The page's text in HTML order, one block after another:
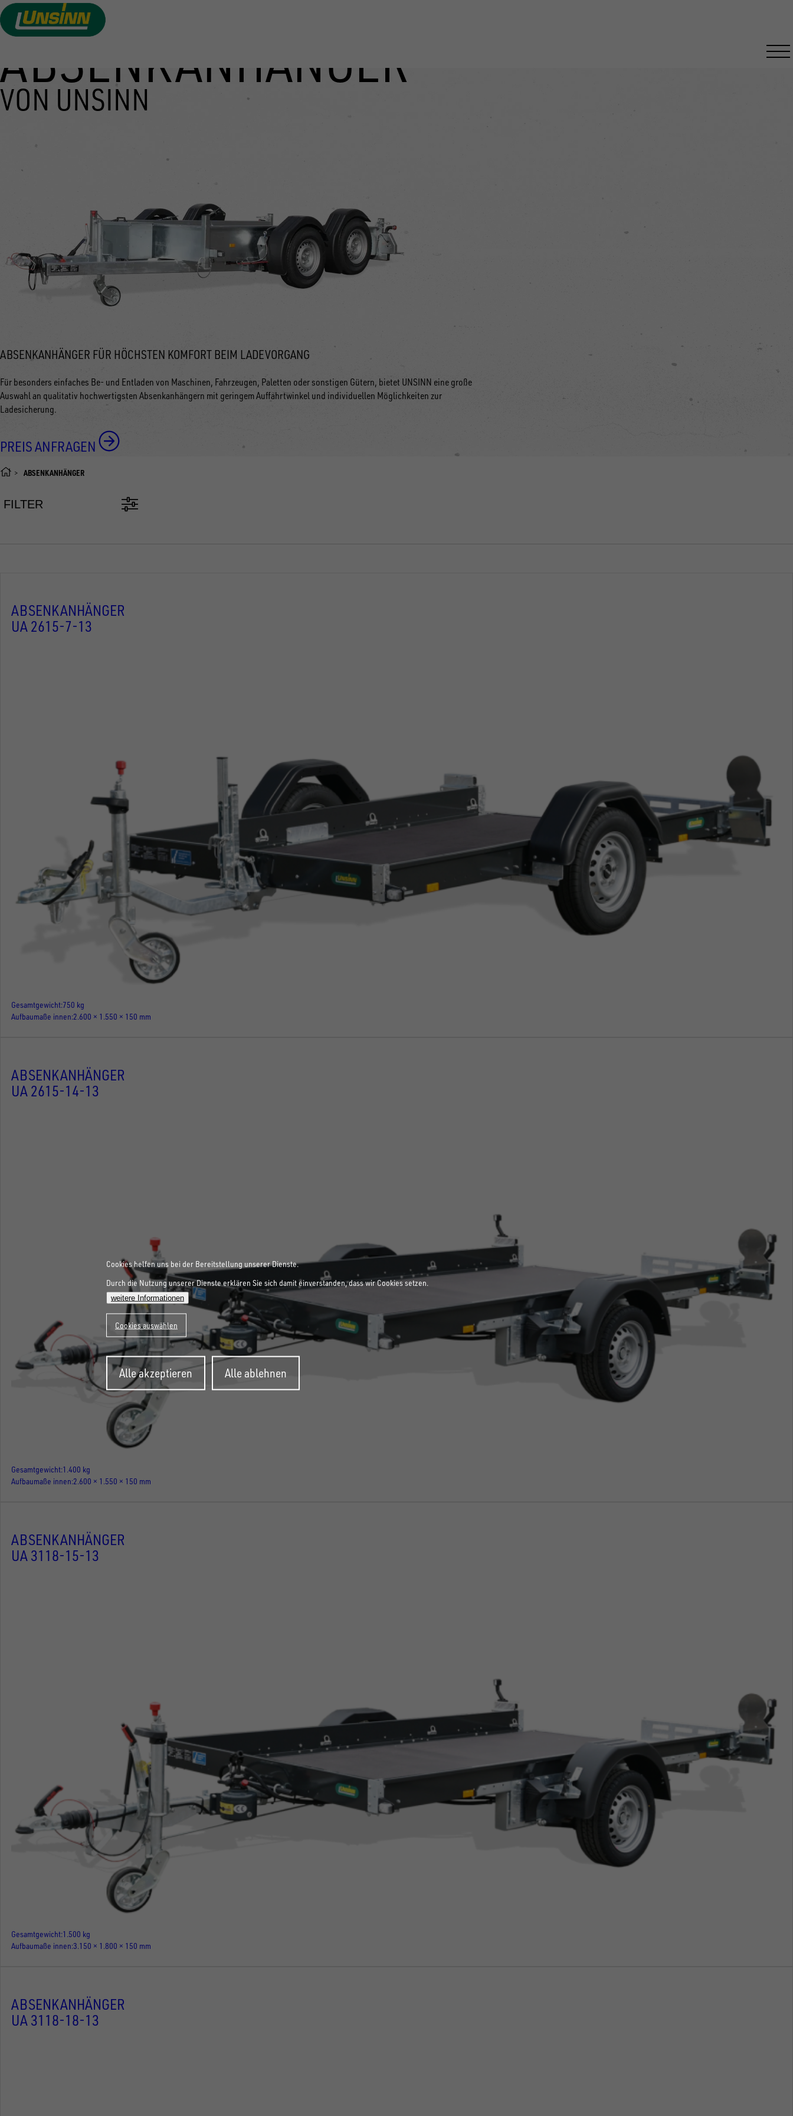
Inhalt
ABSENKANHÄNGER
VON UNSINN
ABSENKANHÄNGER FÜR HÖCHSTEN KOMFORT BEIM LADEVORGANG
Für besonders einfaches Be- und Entladen von Maschinen, Fahrzeugen, Paletten oder sonstigen Gütern, bietet UNSINN eine große
Auswahl an qualitativ hochwertigsten Absenkanhängern mit geringem Auffahrtwinkel und individuellen Möglichkeiten zur
Ladesicherung.
PREIS ANFRAGEN
ABSENKANHÄNGER
FILTER
ABSENKANHÄNGER
UA 2615-7-13
Gesamtgewicht 750 kg
Aufbaumaße innen 2.600 × 1.550 × 150 mm
ABSENKANHÄNGER
UA 2615-14-13
Gesamtgewicht 1.400 kg
Aufbaumaße innen 2.600 × 1.550 × 150 mm
ABSENKANHÄNGER
UA 3118-15-13
Gesamtgewicht 1.500 kg
Aufbaumaße innen 3.150 × 1.800 × 150 mm
ABSENKANHÄNGER
UA 3118-18-13
Cookies helfen uns bei der Bereitstellung unserer Dienste.
Durch die Nutzung unserer Dienste erklären Sie sich damit einverstanden, dass wir Cookies setzen.
weitere Informationen
Cookies auswählen
Alle akzeptieren
Zustimmung
zurückziehen
Alle ablehnen